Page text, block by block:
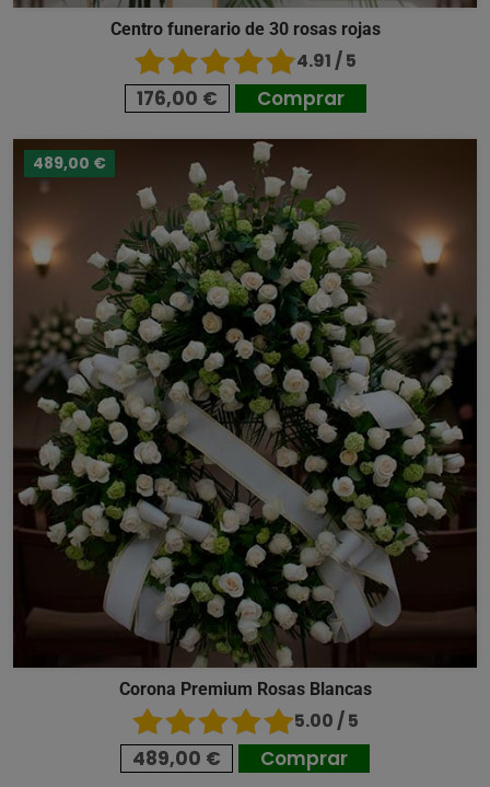
Centro funerario de 30 rosas rojas
4.91 / 5
176,00 € Comprar
489,00 €
Corona Premium Rosas Blancas
5.00 / 5
489,00 € Comprar